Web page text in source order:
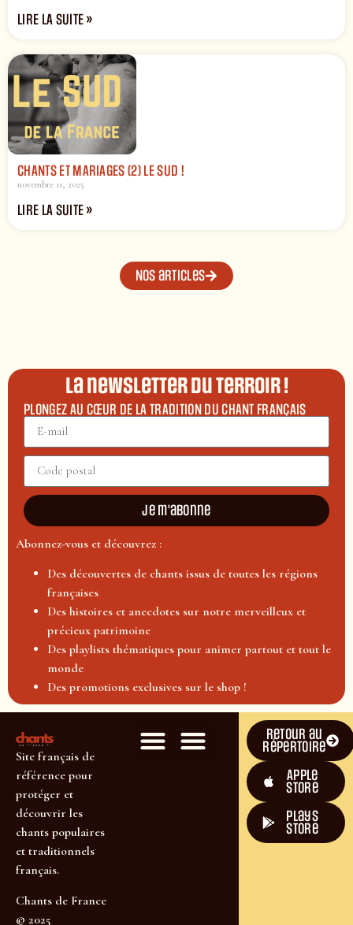
LIRE LA SUITE »
CHANTS ET MARIAGES (2) LE SUD !
novembre 11, 2025
LIRE LA SUITE »
Nos articles
La newsletter du terroir !
PLONGEZ AU CŒUR DE LA TRADITION DU CHANT FRANÇAIS
Je m'abonne
Abonnez-vous et découvrez :
Des découvertes de chants issus de toutes les régions
françaises
Des histoires et anecdotes sur notre merveilleux et
précieux patrimoine
Des playlists thématiques pour animer partout et tout le
monde
Des promotions exclusives sur le shop !
Site français de
référence pour
protéger et
découvrir les
chants populaires
et traditionnels
français.
Chants de France
© 2025
Retour au
répertoire
Apple
Store
plays
store